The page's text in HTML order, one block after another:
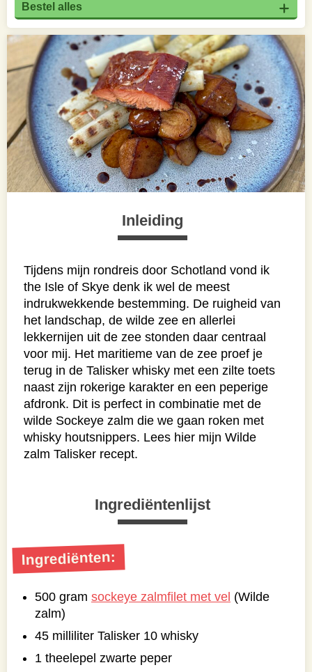
Inleiding
Tijdens mijn rondreis door Schotland vond ik
the Isle of Skye denk ik wel de meest
indrukwekkende bestemming. De ruigheid van
het landschap, de wilde zee en allerlei
lekkernijen uit de zee stonden daar centraal
voor mij. Het maritieme van de zee proef je
terug in de Talisker whisky met een zilte toets
naast zijn rokerige karakter en een peperige
afdronk. Dit is perfect in combinatie met de
wilde Sockeye zalm die we gaan roken met
whisky houtsnippers. Lees hier mijn Wilde
zalm Talisker recept.
Ingrediëntenlijst
Ingrediënten:
500 gram sockeye zalmfilet met vel (Wilde
zalm)
45 milliliter Talisker 10 whisky
1 theelepel zwarte peper
Bestel alles